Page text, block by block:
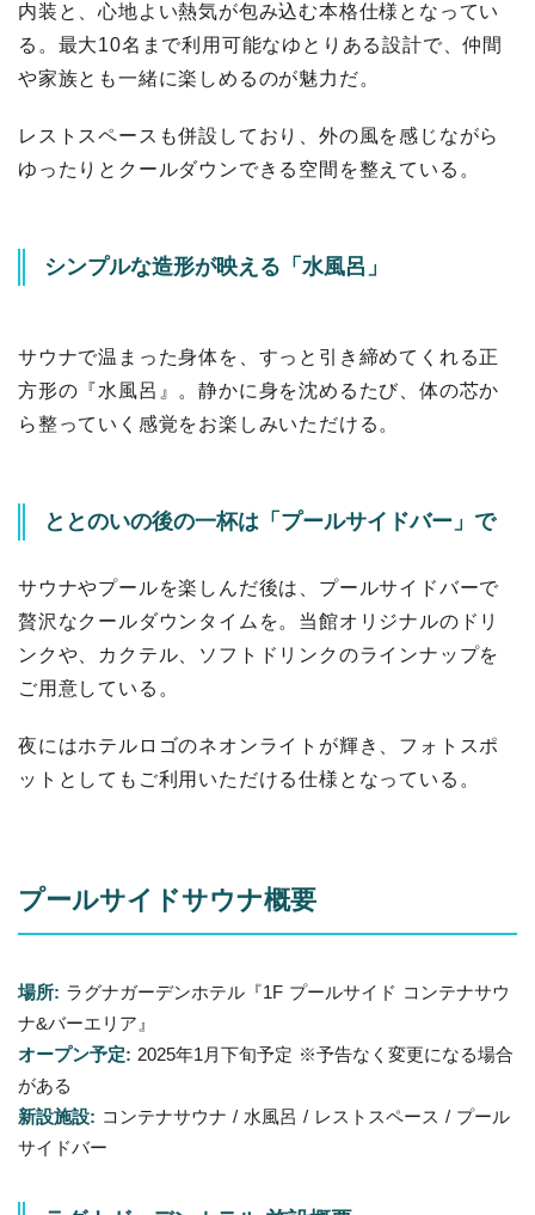
内装と、心地よい熱気が包み込む本格仕様となってい
る。最大10名まで利用可能なゆとりある設計で、仲間
や家族とも一緒に楽しめるのが魅力だ。
レストスペースも併設しており、外の風を感じながら
ゆったりとクールダウンできる空間を整えている。
シンプルな造形が映える「水風呂」
サウナで温まった身体を、すっと引き締めてくれる正
方形の『水風呂』。静かに身を沈めるたび、体の芯か
ら整っていく感覚をお楽しみいただける。
ととのいの後の一杯は「プールサイドバー」で
サウナやプールを楽しんだ後は、プールサイドバーで
贅沢なクールダウンタイムを。当館オリジナルのドリ
ンクや、カクテル、ソフトドリンクのラインナップを
ご用意している。
夜にはホテルロゴのネオンライトが輝き、フォトスポ
ットとしてもご利用いただける仕様となっている。
プールサイドサウナ概要
場所: ラグナガーデンホテル『1F プールサイド コンテナサウ
ナ&バーエリア』
オープン予定: 2025年1月下旬予定 ※予告なく変更になる場合
がある
新設施設: コンテナサウナ / 水風呂 / レストスペース / プール
サイドバー